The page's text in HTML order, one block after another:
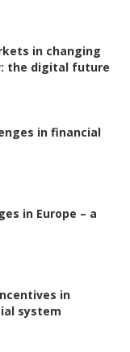
in changing
the digital future
in financial
in Europe – a
in
system